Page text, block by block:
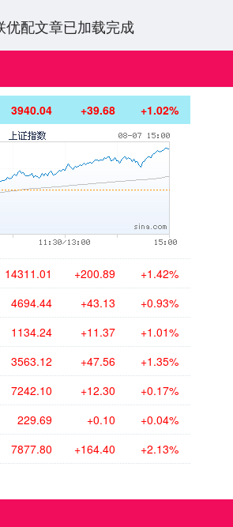
优配文章已加载完成
3940.04 +39.68 +1.02%
14311.01 +200.89 +1.42%
4694.44 +43.13 +0.93%
1134.24 +11.37 +1.01%
3563.12 +47.56 +1.35%
7242.10 +12.30 +0.17%
229.69 +0.10 +0.04%
7877.80 +164.40 +2.13%